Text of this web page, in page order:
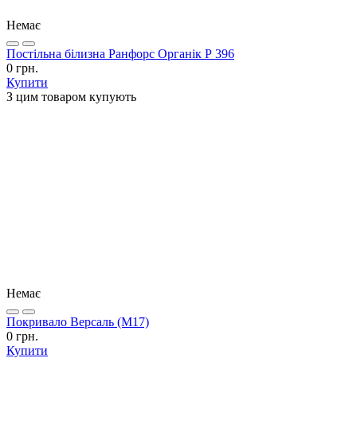
Немає
Постільна білизна Ранфорс Органік Р 396
0 грн.
Купити
З цим товаром купують
Немає
Покривало Версаль (М17)
0 грн.
Купити